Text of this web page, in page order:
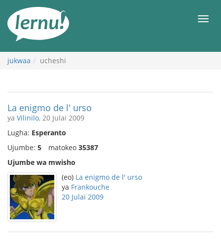
maudhui
jukwaa ucheshi
La enigmo de l' urso
ya Vilinilo, 20 Julai 2009
Lugha: Esperanto
Ujumbe: 5 matokeo 35387
Ujumbe wa mwisho
(eo) La enigmo de l' urso
ya Frankouche
20 Julai 2009